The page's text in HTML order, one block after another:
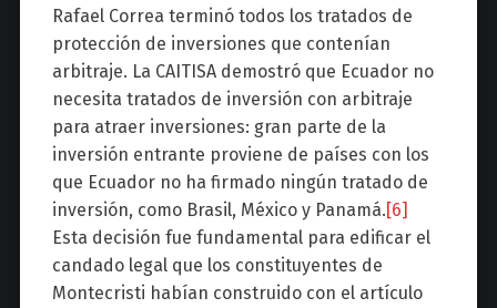
Rafael Correa terminó todos los tratados de
protección de inversiones que contenían
arbitraje. La CAITISA demostró que Ecuador no
necesita tratados de inversión con arbitraje
para atraer inversiones: gran parte de la
inversión entrante proviene de países con los
que Ecuador no ha firmado ningún tratado de
inversión, como Brasil, México y Panamá.[6]
Esta decisión fue fundamental para edificar el
candado legal que los constituyentes de
Montecristi habían construido con el artículo